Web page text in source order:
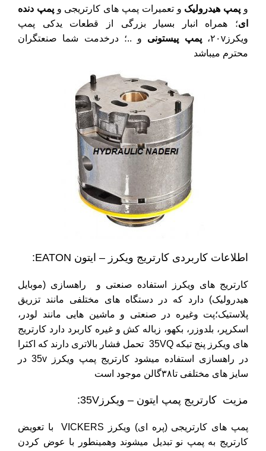
و پمپ هیدرولیک و تعمیرات پمپ های کارتریجی وپمپ دنده
ای؛ همراه انبار بسیار بزرگی از قطعات یدکی پمپ
ویکرز۲۰v،
پمپ پیستونی و ..؛ درخدمت شما صنعتگران
محترم میباشد
اطلاعات کاربردی کارتریج ویکرز – ایتون EATON:
کارتریج های ویکرز استفاده صنعتی و راهسازی (موبایل
هیدرولیک) دارد که در دستگاه های مختلفی مانند تزریق
پلاستیک؛پت وغیره در صنعتی و ماشین هایی مانند لودر،
اسکرپر، بلدوزر، بکهو، زباله کش و غیره کاربرد دارد کارتریج
های ویکرز پنج تیکه 35VQ تحمل فشار بالاتری دارند که اکثرا
در راهسازی استفاده میشود کارتریج پمپ ویکرز 35v در
سایز های مختلفی تا۳۸گالن موجود است
مزیت کارتریج پمپ ایتون – ویکرز35V:
پمپ های کارتریجی (پره ای) ویکرز VICKERS با تعویض
کارتریج به پمپ نو تبدیل میشوند وهمینطور با عوض کردن